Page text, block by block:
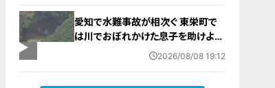
岐阜・高山市
愛知で水難事故が相次ぐ 東栄町で
は川でおぼれかけた息子を助けよう
とし父親が心肺停止の状態で搬送
2026/08/08 19:12